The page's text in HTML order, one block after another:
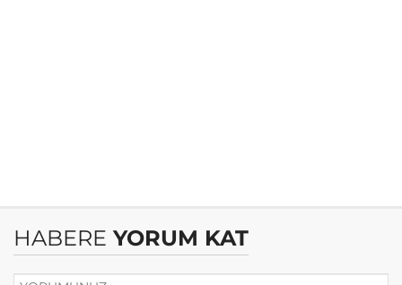
HABERE YORUM KAT